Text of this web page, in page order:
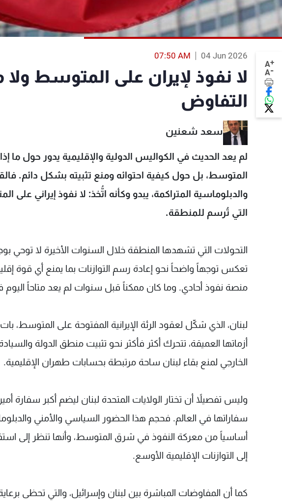
A+
A-
04 Jun 2026
07:50 AM
لا نفوذ لإيران على المتوسط
التفاوض
سعد شعنين
لم يعد الحديث في الكواليس الدولية والإقليمية يدور حول ما
المتوسط، بل حول كيفية احتوائه ومنع تثبيته بشكل دائم.
والدبلوماسية المتراكمة، يبدو وكأنه اتُّخذ: لا نفوذ إيراني على
التي تُرسم للمنطقة.
التحولات التي تشهدها المنطقة خلال السنوات الأخيرة لا توحي
تعكس توجهاً واضحاً نحو إعادة رسم التوازنات بما يمنع أي قوة
منصة نفوذ أحادي. وما كان ممكناً قبل سنوات لم يعد متاحاً اليوم
لبنان، الذي شكّل لعقود الرئة الإيرانية المفتوحة على المتوسط،
أزماتها العميقة، تتحرك أكثر فأكثر نحو تثبيت منطق الدولة
الخارجي لمنع بقاء لبنان ساحة مرتبطة بحسابات طهران الإقليمية.
وليس تفصيلاً أن تختار الولايات المتحدة لبنان ليضم أكبر سفارة
سفاراتها في العالم. فحجم هذا الحضور السياسي والأمني
أساسياً من معركة النفوذ في شرق المتوسط، وأنها تنظر إلى
إلى التوازنات الإقليمية الأوسع.
كما أن المفاوضات المباشرة بين لبنان وإسرائيل، والتي تحظى